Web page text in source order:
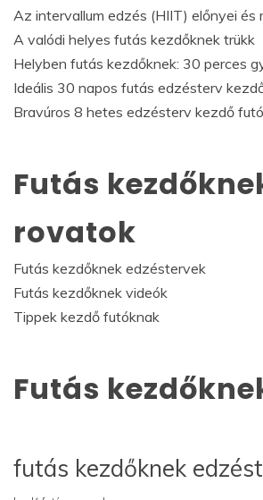
Az intervallum edzés (HIIT) előnyei és
A valódi helyes futás kezdőknek trükk
Helyben futás kezdőknek: 30 perces
Ideális 30 napos futás edzésterv
Bravúros 8 hetes edzésterv kezdő
Futás
rovatok
Futás kezdőknek edzéstervek
Futás kezdőknek videók
Tippek kezdő futóknak
Futás
futás kezdőknek